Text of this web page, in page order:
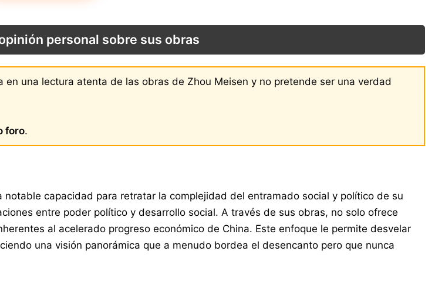
personal sobre sus obras
una lectura atenta de las obras de Zhou Meisen y no pretende ser una verdad
foro.
capacidad para retratar la complejidad del entramado social y político de su
entre poder político y desarrollo social. A través de sus obras, no solo ofrece
al acelerado progreso económico de China. Este enfoque le permite desvelar
una visión panorámica que a menudo bordea el desencanto pero que nunca